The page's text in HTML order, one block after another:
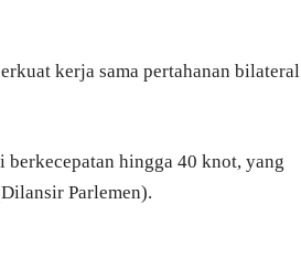
kerja sama pertahanan bilateral
hingga 40 knot, yang
Parlemen).